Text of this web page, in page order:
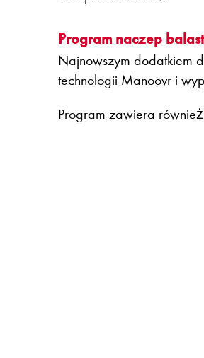
Program naczep
Najnowszym dodatkiem
technologii Manoovr i
Program zawiera